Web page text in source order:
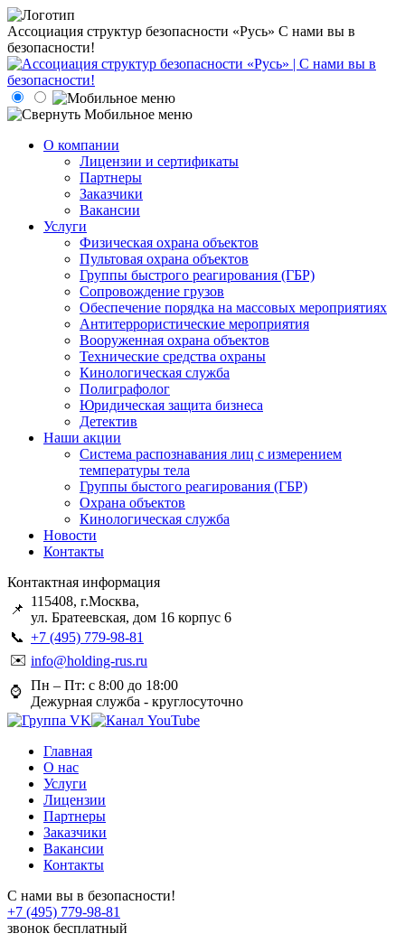
Ассоциация структур безопасности «Русь» С нами вы в
безопасности!
О компании
Лицензии и сертификаты
Партнеры
Заказчики
Вакансии
Услуги
Физическая охрана объектов
Пультовая охрана объектов
Группы быстрого реагирования (ГБР)
Сопровождение грузов
Обеспечение порядка на массовых мероприятиях
Антитеррористические мероприятия
Вооруженная охрана объектов
Технические средства охраны
Кинологическая служба
Полиграфолог
Юридическая защита бизнеса
Детектив
Наши акции
Система распознавания лиц с измерением
температуры тела
Группы быстого реагирования (ГБР)
Охрана объектов
Кинологическая служба
Новости
Контакты
Контактная информация
📌
115408, г.Москва,
ул. Братеевская, дом 16 корпус 6
📞 +7 (495) 779-98-81
✉️ info@holding-rus.ru
⌚️ Пн – Пт: с 8:00 до 18:00
Дежурная служба - круглосуточно
Главная
О нас
Услуги
Лицензии
Партнеры
Заказчики
Вакансии
Контакты
С нами вы в безопасности!
+7 (495) 779-98-81
звонок бесплатный